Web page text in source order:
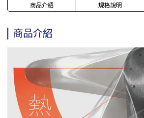
商品介紹 規格說明
商品介紹